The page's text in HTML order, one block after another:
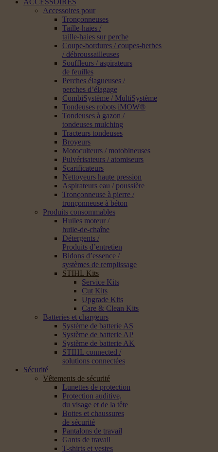
ACCESSOIRES
Accessoires pour
Tronçonneuses
Taille-haies /
taille-haies sur perche
Coupe-bordures / coupes-herbes
/ débroussailleuses
Souffleurs / aspirateurs
de feuilles
Perches élagueuses /
perches d’élagage
CombiSystème / MultiSystème
Tondeuses robots iMOW®
Tondeuses à gazon /
tondeuses mulching
Tracteurs tondeuses
Broyeurs
Motoculteurs / motobineuses
Pulvérisateurs / atomiseurs
Scarificateurs
Nettoyeurs haute pression
Aspirateurs eau / poussière
Tronçonneuse à pierre /
tronçonneuse à béton
Produits consommables
Huiles moteur /
huile-de-chaîne
Détergents /
Produits d’entretien
Bidons d’essence /
systèmes de remplissage
STIHL Kits
Service Kits
Cut Kits
Upgrade Kits
Care & Clean Kits
Batteries et chargeurs
Système de batterie AS
Système de batterie AP
Système de batterie AK
STIHL connected /
solutions connectées
Sécurité
Vêtements de sécurité
Lunettes de protection
Protection auditive,
du visage et de la tête
Bottes et chaussures
de sécurité
Pantalons de travail
Gants de travail
T-shirts et vestes